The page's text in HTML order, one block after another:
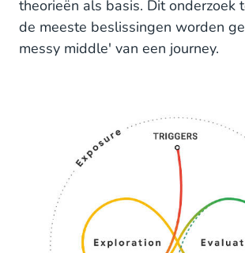
theorieën als basis. Dit onderzoek
de meeste beslissingen worden
messy middle' van een journey.